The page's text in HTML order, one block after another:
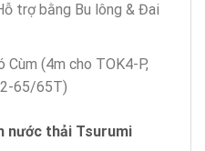
trợ bằng Bu lông & Đai
Cùm (4m cho TOK4-P,
65/65T)
nước thải Tsurumi